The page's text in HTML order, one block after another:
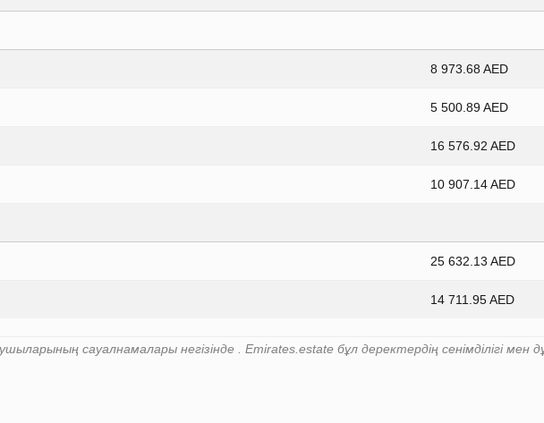
8 973.68 AED
5 500.89 AED
16 576.92 AED
10 907.14 AED
25 632.13 AED
14 711.95 AED
сауалнамалары негізінде . Emirates.estate бұл деректердің сенімділігі мен